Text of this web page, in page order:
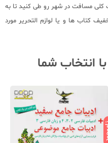
کلی مسافت در شهر رو طی کنید تا به
کتاب ها و یا لوازم التحریر مورد
انتخاب شما